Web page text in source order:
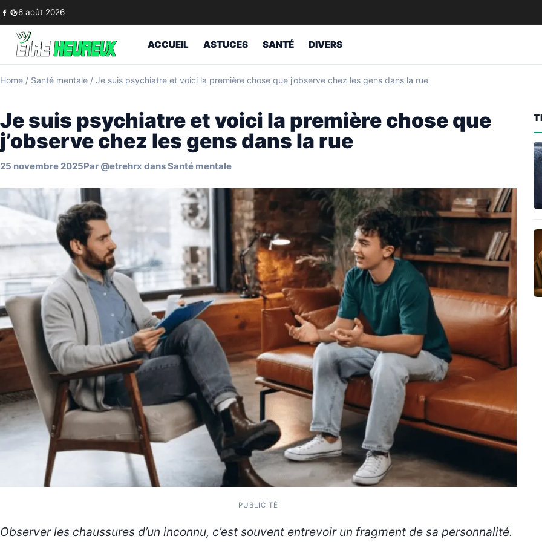
Skip to content
6 août 2026
ACCUEIL ASTUCES SANTÉ DIVERS
Home / Santé mentale / Je suis psychiatre et voici la première chose que j’observe chez les gens dans la rue
Je suis psychiatre et voici la première chose que
j’observe chez les gens dans la rue
25 novembre 2025Par @etrehrx dansSanté mentale
PUBLICITÉ
Observer les chaussures d’un inconnu, c’est souvent entrevoir un fragment de sa personnalité.